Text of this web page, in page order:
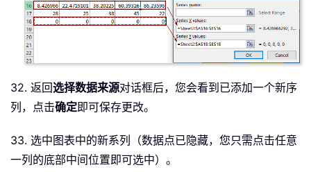
32. 返回选择数据来源对话框后，您会看到已添加一个新序
列，点击确定即可保存更改。
33. 选中图表中的新系列（数据点已隐藏，您只需点击任意
一列的底部中间位置即可选中）。